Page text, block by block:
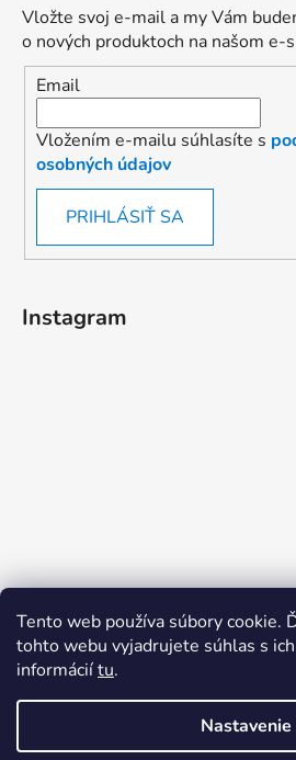
Tento web používa súbory cookie.
tohto webu vyjadrujete súhlas s
informáciítu.
Nastavenie
Vložte svoj e-mail a my Vám
o nových produktoch na našom e-
Email
Vložením e-mailu súhlasíte s
osobných údajov
PRIHLÁSIŤ SA
Instagram
Sledovať na Instagrame